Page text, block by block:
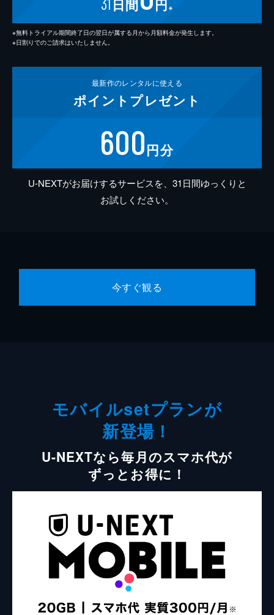
31 日間 円 ※
※無料トライアル期間終了日の翌日が属する月から月額料金が発生します。
※日割りでのご請求はいたしません。
最新作のレンタルに使える
ポイント プレゼント
600円分
U-NEXTがお届けするサービスを、31日間ゆっくりと
お試しください。
今すぐ観る
モバイルsetプランが
新登場！
U-NEXTなら毎月のスマホ代が
ずっとお得に！